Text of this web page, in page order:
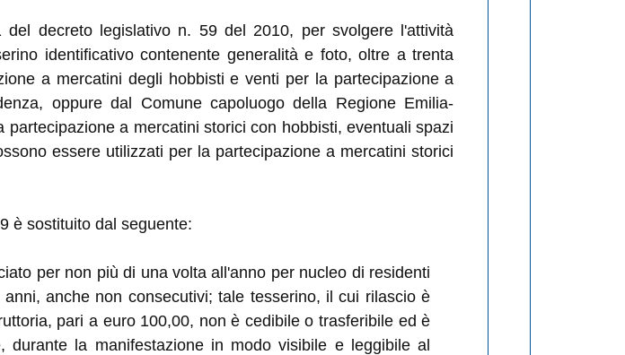
decreto legislativo n. 59 del 2010, per svolgere l'attività
identificativo contenente generalità e foto, oltre a trenta
a mercatini degli hobbisti e venti per la partecipazione a
oppure dal Comune capoluogo della Regione Emilia-
a mercatini storici con hobbisti, eventuali spazi
essere utilizzati per la partecipazione a mercatini storici
è sostituito dal seguente:
per non più di una volta all'anno per nucleo di residenti
anche non consecutivi; tale tesserino, il cui rilascio è
pari a euro 100,00, non è cedibile o trasferibile ed è
durante la manifestazione in modo visibile e leggibile al